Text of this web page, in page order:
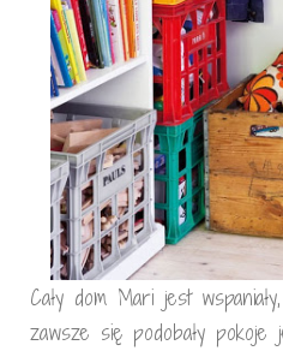
Cały dom Mari jest
zawsze się podobały pokoje